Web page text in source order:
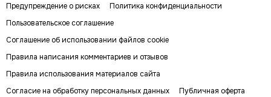
Предупреждение о рисках
Политика конфиденциальности
Пользовательское соглашение
Соглашение об использовании файлов cookie
Правила написания комментариев и отзывов
Правила использования материалов сайта
Согласие на обработку персональных данных
Публичная оферта